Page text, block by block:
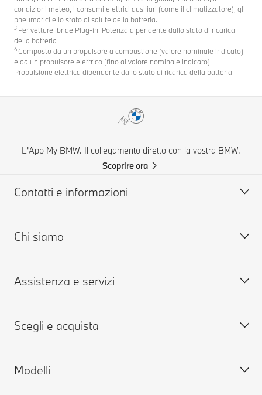
condizioni meteo, i consumi elettrici ausiliari (come il climatizzatore), gli
pneumatici e lo stato di salute della batteria.
3 Per vetture ibride Plug-in: Potenza dipendente dallo stato di ricarica
della batteria
4 Composto da un propulsore a combustione (valore nominale indicato)
e da un propulsore elettrico (fino al valore nominale indicato).
Propulsione elettrica dipendente dallo stato di ricarica della batteria.
L'App My BMW. Il collegamento diretto con la vostra BMW.
Scoprire ora
Contatti e informazioni
Aiuto & Contatti
Concessionarie & Centri Service BMW
Richiedi un'offerta
Chi siamo
Lavora con noi
BMW Group
Assistenza e servizi
Prenota presso i Centri Service
MY BMW App
Scegli e acquista
Configura la tua BMW
Modelli